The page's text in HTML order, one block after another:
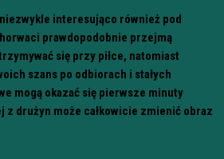
interesująco również pod
prawdopodobnie przejmą
się przy piłce, natomiast
szans po odbiorach i stałych
mogą okazać się pierwsze minuty
z drużyn może całkowicie zmienić obraz